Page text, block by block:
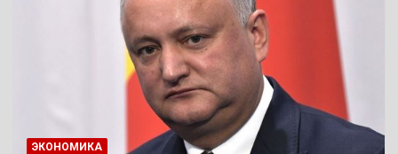
ЭКОНОМИКА